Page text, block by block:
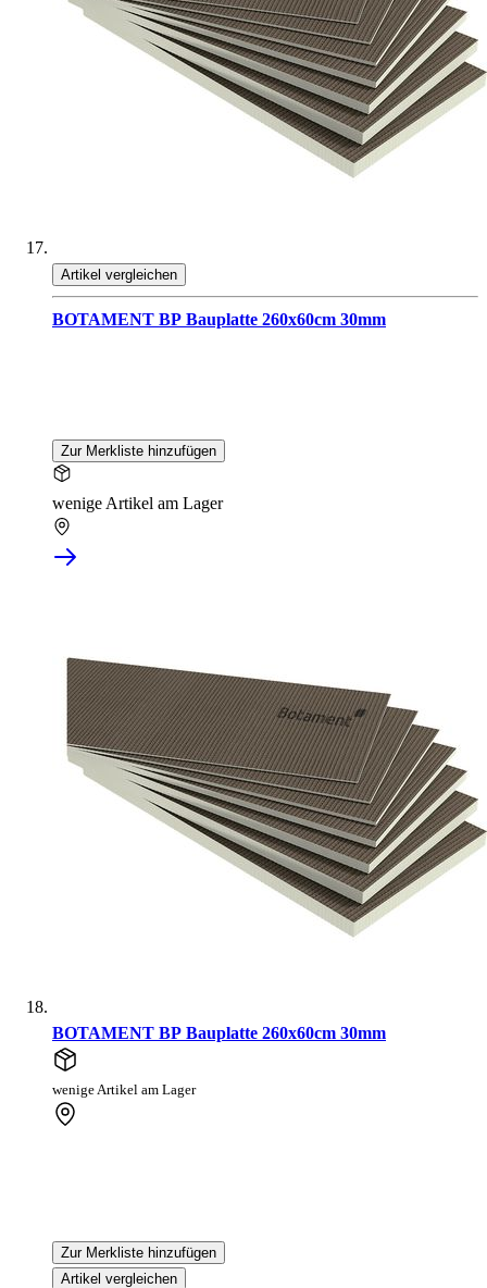
Artikel vergleichen
BOTAMENT BP Bauplatte 260x60cm 30mm
Zur Merkliste hinzufügen
wenige Artikel am Lager
BOTAMENT BP Bauplatte 260x60cm 30mm
wenige Artikel am Lager
Zur Merkliste hinzufügen
Artikel vergleichen